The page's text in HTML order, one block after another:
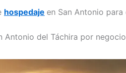
hospedaje en San Antonio
Antonio del Táchira por